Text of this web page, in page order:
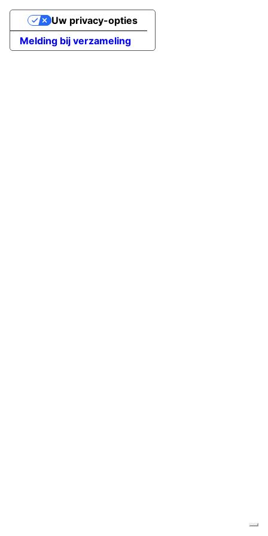
Melding bij verzameling
Uw privacy-opties